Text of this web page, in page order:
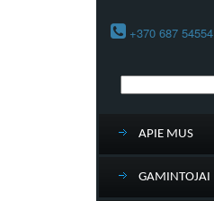
+370 687 54554
APIE MUS
GAMINTOJAI